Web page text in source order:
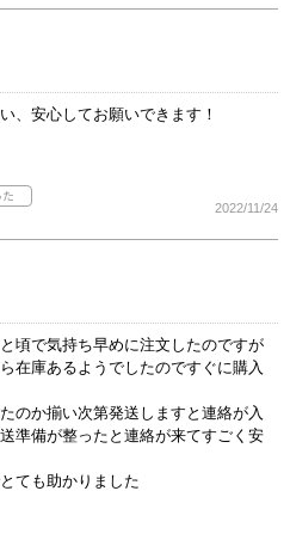
、安心してお願いできます！
2022/11/24
頃で気持ち早めに注文したのですが
在庫あるようでしたのですぐに購入
のか揃い次第発送しますと連絡が入
準備が整ったと連絡が来てすごく安
ても助かりました